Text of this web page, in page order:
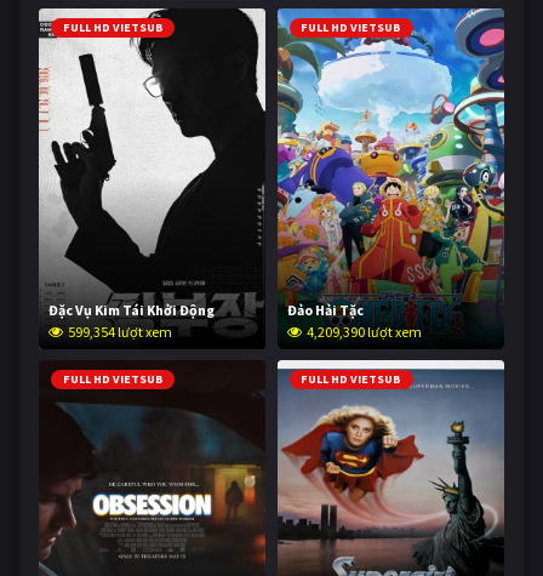
FULL HD VIETSUB
Đặc Vụ Kim Tái Khởi Động
599,354 lượt xem
FULL HD VIETSUB
Đảo Hải Tặc
4,209,390 lượt xem
FULL HD VIETSUB FULL HD VIETSUB